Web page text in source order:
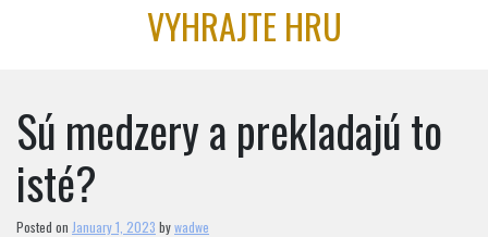
VYHRAJTE HRU
Sú medzery a prekladajú to
isté?
Posted on January 1, 2023 bywadwe